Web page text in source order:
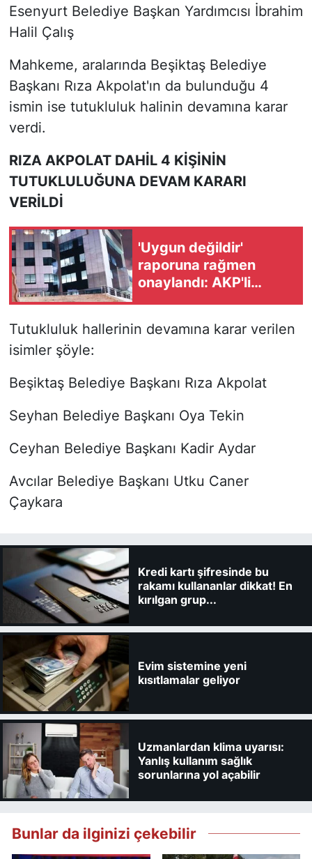
Esenyurt Belediye Başkan Yardımcısı İbrahim
Halil Çalış
Mahkeme, aralarında Beşiktaş Belediye
Başkanı Rıza Akpolat'ın da bulunduğu 4
ismin ise tutukluluk halinin devamına karar
verdi.
RIZA AKPOLAT DAHİL 4 KİŞİNİN
TUTUKLULUĞUNA DEVAM KARARI
VERİLDİ
'Uygun değildir'
raporuna rağmen
onaylandı: AKP'li
ettirdi
Tutukluluk hallerinin devamına karar verilen
isimler şöyle:
Beşiktaş Belediye Başkanı Rıza Akpolat
Seyhan Belediye Başkanı Oya Tekin
Ceyhan Belediye Başkanı Kadir Aydar
Avcılar Belediye Başkanı Utku Caner
Çaykara
Kredi kartı şifresinde bu
rakamı kullananlar dikkat! En
kırılgan grup...
Evim sistemine yeni
kısıtlamalar geliyor
Uzmanlardan klima uyarısı:
Yanlış kullanım sağlık
sorunlarına yol açabilir
Bunlar da ilginizi çekebilir